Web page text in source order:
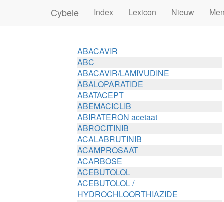
Cybele Index Lexicon Nieuw
ABACAVIR
ABC
ABACAVIR/LAMIVUDINE
ABALOPARATIDE
ABATACEPT
ABEMACICLIB
ABIRATERON acetaat
ABROCITINIB
ACALABRUTINIB
ACAMPROSAAT
ACARBOSE
ACEBUTOLOL
ACEBUTOLOL /
HYDROCHLOORTHIAZIDE